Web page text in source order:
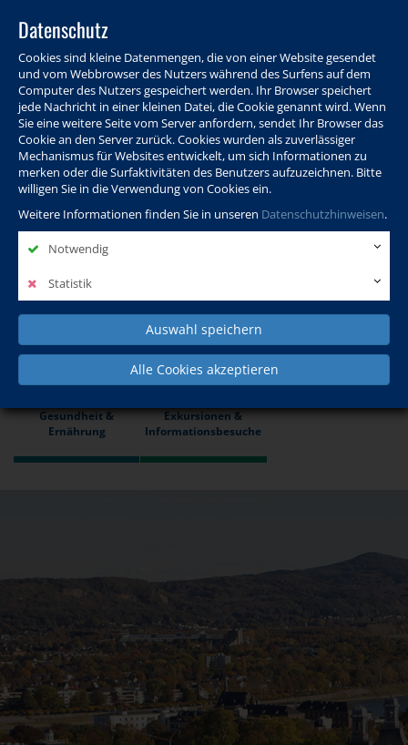
Datenschutz
Cookies sind kleine Datenmengen, die von einer Website gesendet
und vom Webbrowser des Nutzers während des Surfens auf dem
Computer des Nutzers gespeichert werden. Ihr Browser speichert
jede Nachricht in einer kleinen Datei, die Cookie genannt wird. Wenn
Sie eine weitere Seite vom Server anfordern, sendet Ihr Browser das
Cookie an den Server zurück. Cookies wurden als zuverlässiger
Mechanismus für Websites entwickelt, um sich Informationen zu
merken oder die Surfaktivitäten des Benutzers aufzuzeichnen. Bitte
willigen Sie in die Verwendung von Cookies ein.
Weitere Informationen finden Sie in unseren Datenschutzhinweisen.
Notwendig
Statistik
Auswahl speichern
Alle Cookies akzeptieren
Programm Info & Service Aktuelles Warenkorb Login
Ansprechpersonen Kontakt Sitemap
Politik, Wissenschaft &
Internationales
Beruf, IT & Digitales
Gesundheit &
Ernährung
Exkursionen &
Informationsbesuche